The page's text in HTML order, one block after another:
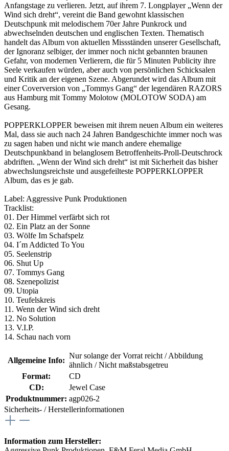
Anfangstage zu verlieren. Jetzt, auf ihrem 7. Longplayer „Wenn der
Wind sich dreht“, vereint die Band gewohnt klassischen
Deutschpunk mit melodischem 70er Jahre Punkrock und
abwechselnden deutschen und englischen Texten. Thematisch
handelt das Album von aktuellen Missständen unserer Gesellschaft,
der Ignoranz selbiger, der immer noch nicht gebannten braunen
Gefahr, von modernen Verlierern, die für 5 Minuten Publicity ihre
Seele verkaufen würden, aber auch von persönlichen Schicksalen
und Kritik an der eigenen Szene. Abgerundet wird das Album mit
einer Coverversion von „Tommys Gang“ der legendären RAZORS
aus Hamburg mit Tommy Molotow (MOLOTOW SODA) am
Gesang.
POPPERKLOPPER beweisen mit ihrem neuen Album ein weiteres
Mal, dass sie auch nach 24 Jahren Bandgeschichte immer noch was
zu sagen haben und nicht wie manch andere ehemalige
Deutschpunkband in belanglosem Betroffenheits-Proll-Deutschrock
abdriften. „Wenn der Wind sich dreht“ ist mit Sicherheit das bisher
abwechslungsreichste und ausgefeilteste POPPERKLOPPER
Album, das es je gab.
Label: Aggressive Punk Produktionen
Tracklist:
01. Der Himmel verfärbt sich rot
02. Ein Platz an der Sonne
03. Wölfe Im Schafspelz
04. I´m Addicted To You
05. Seelenstrip
06. Shut Up
07. Tommys Gang
08. Szenepolizist
09. Utopia
10. Teufelskreis
11. Wenn der Wind sich dreht
12. No Solution
13. V.I.P.
14. Schau nach vorn
Allgemeine Info:
Nur solange der Vorrat reicht / Abbildung
ähnlich / Nicht maßstabsgetreu
Format:
CD
CD:
Jewel Case
Produktnummer: agp026-2
Sicherheits- / Herstellerinformationen
Information zum Hersteller: